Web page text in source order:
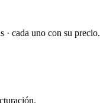
· cada uno con su precio.